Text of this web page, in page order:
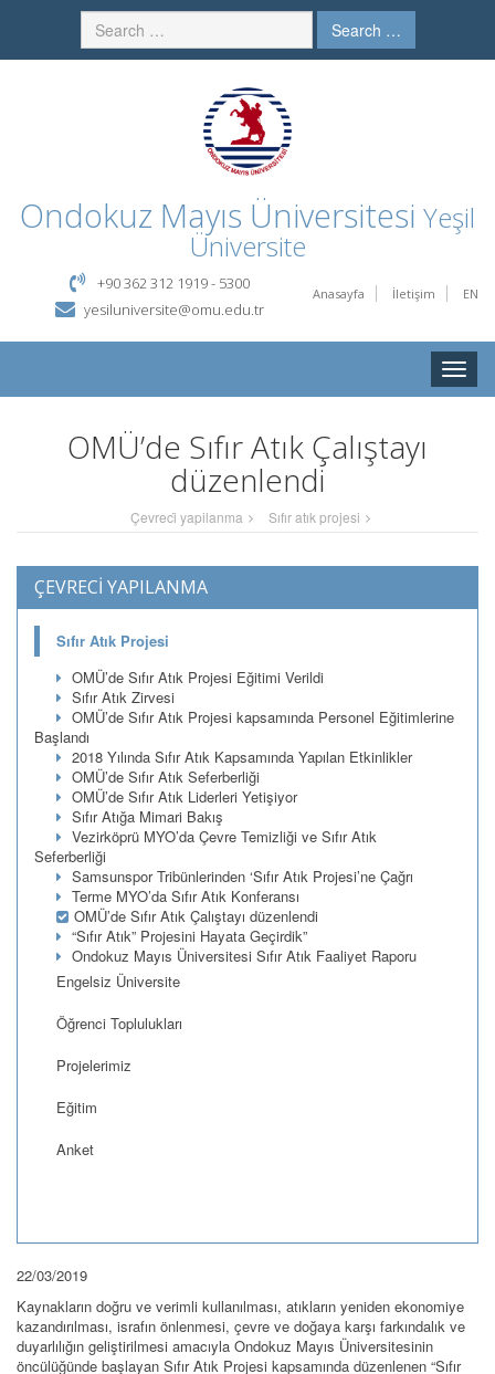
Search …
Ondokuz Mayıs Üniversitesi Yeşil
Üniversite
Anasayfa İletişim EN
+90 362 312 1919 - 5300
yesiluniversite@omu.edu.tr
Toggle
OMÜ’de Sıfır Atık Çalıştayı
düzenlendi
Çevreci̇ yapilanma Sıfır atık projesi
ÇEVRECİ YAPILANMA
Sıfır Atık Projesi
OMÜ’de Sıfır Atık Projesi Eğitimi Verildi
Sıfır Atık Zirvesi
OMÜ’de Sıfır Atık Projesi kapsamında Personel Eğitimlerine
Başlandı
2018 Yılında Sıfır Atık Kapsamında Yapılan Etkinlikler
OMÜ’de Sıfır Atık Seferberliği
OMÜ’de Sıfır Atık Liderleri Yetişiyor
Sıfır Atığa Mimari Bakış
Vezirköprü MYO’da Çevre Temizliği ve Sıfır Atık
Seferberliği
Samsunspor Tribünlerinden ‘Sıfır Atık Projesi’ne Çağrı
Terme MYO’da Sıfır Atık Konferansı
OMÜ’de Sıfır Atık Çalıştayı düzenlendi
“Sıfır Atık” Projesini Hayata Geçirdik”
Ondokuz Mayıs Üniversitesi Sıfır Atık Faaliyet Raporu
Engelsiz Üniversite
Öğrenci Toplulukları
Projelerimiz
Eğitim
Anket
22/03/2019
Kaynakların doğru ve verimli kullanılması, atıkların yeniden ekonomiye
kazandırılması, israfın önlenmesi, çevre ve doğaya karşı farkındalık ve
duyarlılığın geliştirilmesi amacıyla Ondokuz Mayıs Üniversitesinin
öncülüğünde başlayan Sıfır Atık Projesi kapsamında düzenlenen “Sıfır